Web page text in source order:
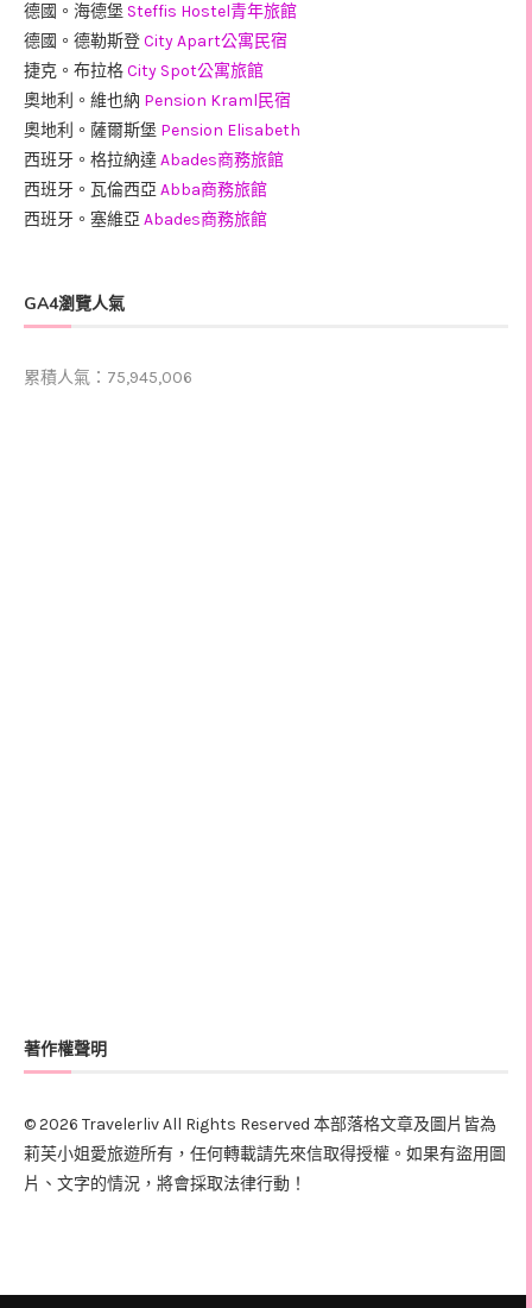
德國。海德堡 Steffis Hostel青年旅館
德國。德勒斯登City Apart公寓民宿
捷克。布拉格City Spot公寓旅館
奧地利。維也納 Pension Kraml民宿
奧地利。薩爾斯堡 Pension Elisabeth
西班牙。格拉納達 Abades商務旅館
西班牙。瓦倫西亞 Abba商務旅館
西班牙。塞維亞 Abades商務旅館
GA4瀏覽人氣
累積人氣：75,945,006
著作權聲明
© 2026 Travelerliv All Rights Reserved 本部落格文章及圖片皆為
莉芙小姐愛旅遊所有，任何轉載請先來信取得授權。如果有盜用圖
片、文字的情況，將會採取法律行動！